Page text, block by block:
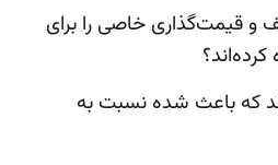
و قیمت‌گذاری خاصی را برای
که باعث شده نسبت به